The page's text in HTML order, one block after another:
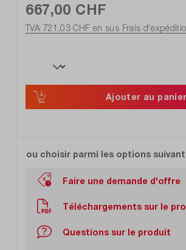
667,00 CHF
TVA 721,03 CHF en sus Frais
Ajouter au panier
ou choisir parmi les options
Faire une demande d'offre
Téléchargements sur le
Questions sur le produit